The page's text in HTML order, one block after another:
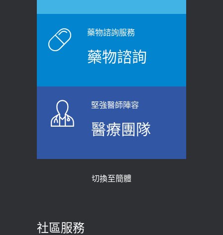
藥物諮詢服務
藥物諮詢
堅強醫師陣容
醫療團隊
切換至簡體
社區服務